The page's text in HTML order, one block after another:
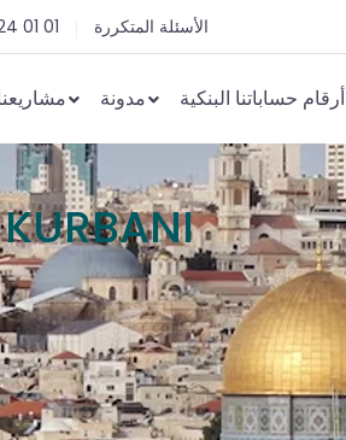
01 01 الأسئلة المتكررة
مدونة أرقام حساباتنا البنكية